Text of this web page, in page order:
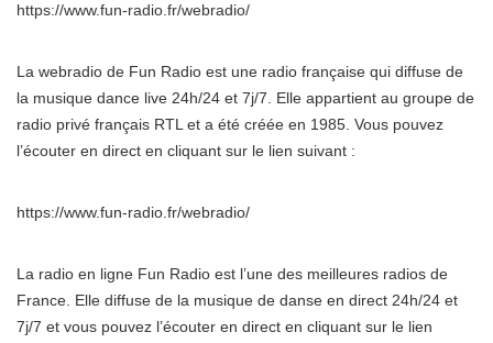
https://www.fun-radio.fr/webradio/
La webradio de Fun Radio est une radio française qui diffuse de
la musique dance live 24h/24 et 7j/7. Elle appartient au groupe de
radio privé français RTL et a été créée en 1985. Vous pouvez
l’écouter en direct en cliquant sur le lien suivant :
https://www.fun-radio.fr/webradio/
La radio en ligne Fun Radio est l’une des meilleures radios de
France. Elle diffuse de la musique de danse en direct 24h/24 et
7j/7 et vous pouvez l’écouter en direct en cliquant sur le lien